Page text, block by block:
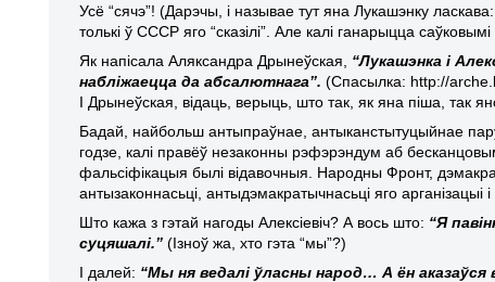
Усё “сячэ”! (Дарэчы, і называе тут яна Лукашэнку ласкава:
толькі ў СССР яго “сказілі”. Але калі ганарыцца
Як напісала Аляксандра Дрынеўская, “Лукашэнка і
набліжаецца да абсалютнага”. (Спасылка: http://
І Дрынеўская, відаць, верыць, што так, як яна піша, так
Бадай, найбольш антыпраўнае, антыканстытуцыйнае
годзе, калі правёў незаконны рэфэрэндум аб
фальсіфікацыя былі відавочныя. Народны Фронт,
антызаконнасьці, антыдэмакратычнасьці яго арганізацыі і
Што кажа з гэтай нагоды Алексіевіч? А вось што: “Я
суцяшалі.”(Ізноў жа, хто гэта “мы”?)
І далей: “Мы ня ведалі ўласны народ… А ён аказаўся